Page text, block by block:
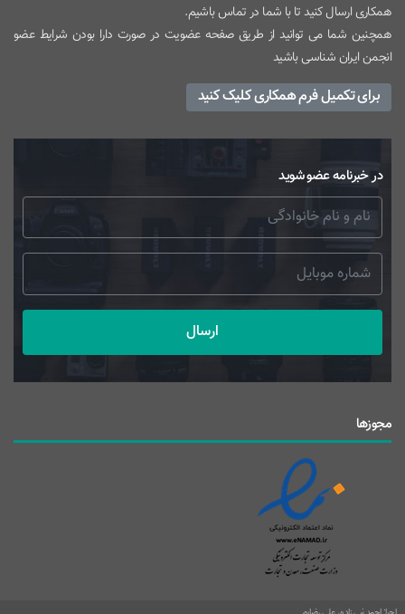
همکاری ارسال کنید تا با شما در تماس باشیم.
همچنین شما می توانید از طریق صفحه عضویت در صورت دارا بودن شرایط عضو
انجمن ایران شناسی باشید
برای تکمیل فرم همکاری کلیک کنید
در خبرنامه عضو شوید
ارسال
مجوزها